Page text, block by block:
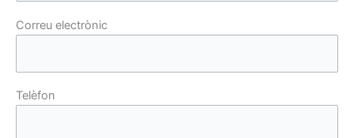
Correu electrònic
Telèfon